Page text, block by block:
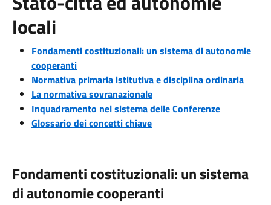
locali
Fondamenti costituzionali: un sistema di autonomie
cooperanti
Normativa primaria istitutiva e disciplina ordinaria
La normativa sovranazionale
Inquadramento nel sistema delle Conferenze
Glossario dei concetti chiave
Fondamenti costituzionali: un sistema
di autonomie cooperanti